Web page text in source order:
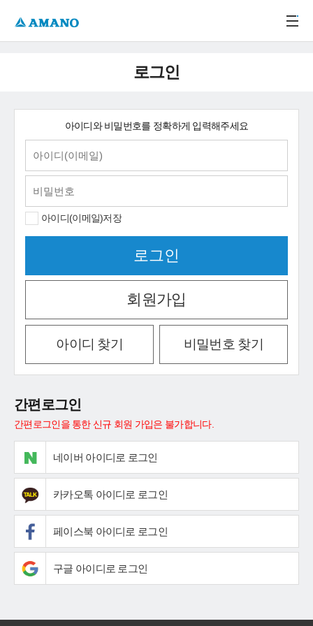
로그인
아이디와 비밀번호를 정확하게 입력해주세요
아이디(이메일)저장
회원가입
아이디 찾기 비밀번호 찾기
간편로그인
간편로그인을 통한 신규 회원 가입은 불가합니다.
네이버 아이디로 로그인
카카오톡 아이디로 로그인
페이스북 아이디로 로그인
구글 아이디로 로그인